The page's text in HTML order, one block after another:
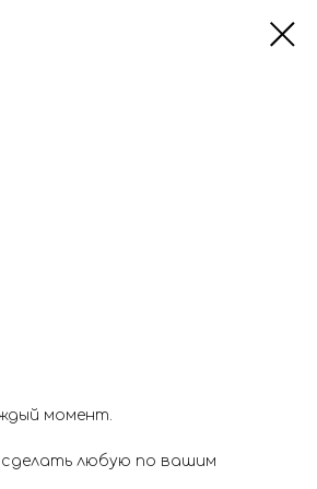
момент.
любую по вашим